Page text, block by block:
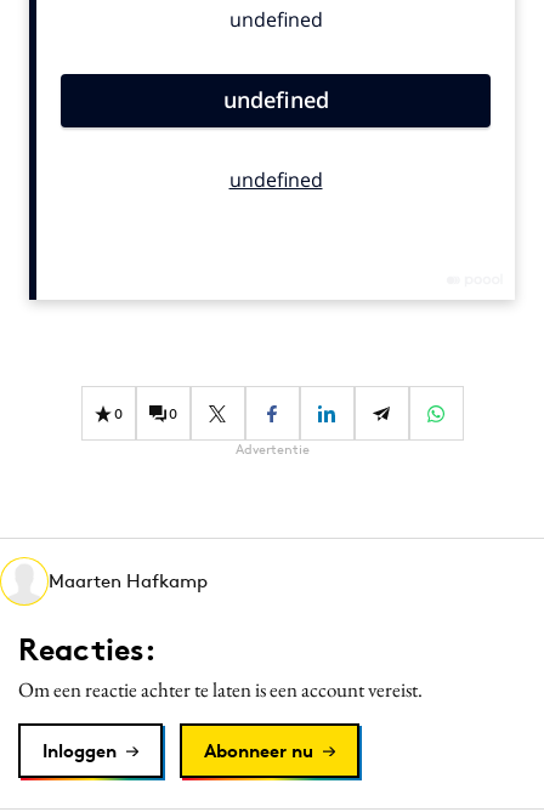
Contentmarketing
Effectiviteit
Gedragsverandering
Martech
Media
Merkstrategie
PR
Programmatic
Reputatie & crisis
0 0
Advertentie
Maarten Hafkamp
Reacties:
Om een reactie achter te laten is een account vereist.
Inloggen Abonneer nu